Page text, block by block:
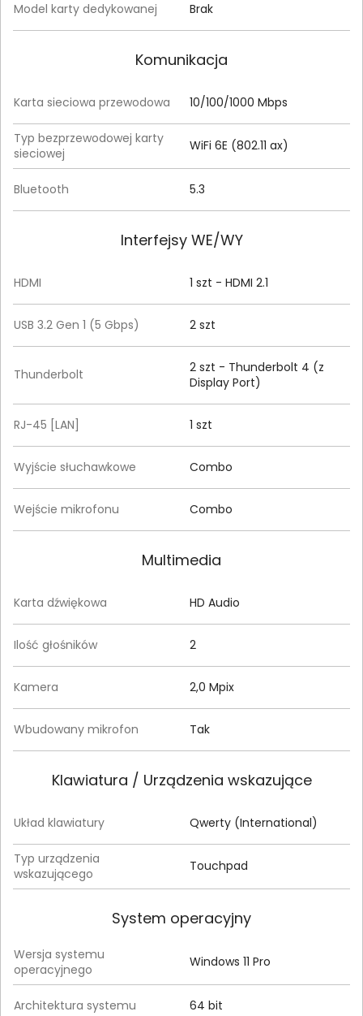
Model karty dedykowanej Brak
Komunikacja
Karta sieciowa przewodowa 10/100/1000 Mbps
Typ bezprzewodowej karty
sieciowej
WiFi 6E (802.11 ax)
Bluetooth 5.3
Interfejsy WE/WY
HDMI 1 szt - HDMI 2.1
USB 3.2 Gen 1 (5 Gbps) 2 szt
Thunderbolt
2 szt - Thunderbolt 4 (z
Display Port)
RJ-45 [LAN] 1 szt
Wyjście słuchawkowe Combo
Wejście mikrofonu Combo
Multimedia
Karta dźwiękowa HD Audio
Ilość głośników 2
Kamera 2,0 Mpix
Wbudowany mikrofon Tak
Klawiatura / Urządzenia wskazujące
Układ klawiatury Qwerty (International)
Typ urządzenia
wskazującego
Touchpad
System operacyjny
Wersja systemu
operacyjnego
Windows 11 Pro
Architektura systemu 64 bit